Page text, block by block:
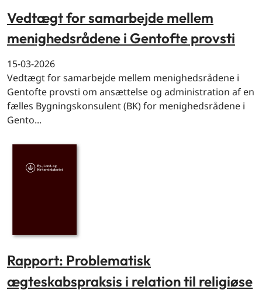
Vedtægt for samarbejde mellem
menighedsrådene i Gentofte provsti
15-03-2026
Vedtægt for samarbejde mellem menighedsrådene i
Gentofte provsti om ansættelse og administration af en
fælles Bygningskonsulent (BK) for menighedsrådene i
Gento...
Rapport: Problematisk
ægteskabspraksis i relation til religiøse